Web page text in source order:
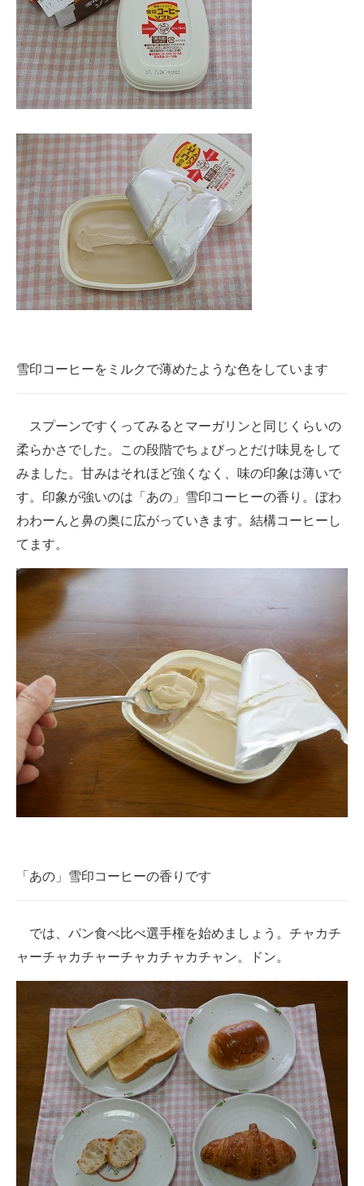
雪印コーヒーをミルクで薄めたような色をしています
スプーンですくってみるとマーガリンと同じくらいの
柔らかさでした。この段階でちょびっとだけ味見をして
みました。甘みはそれほど強くなく、味の印象は薄いで
す。印象が強いのは「あの」雪印コーヒーの香り。ぼわ
わわーんと鼻の奥に広がっていきます。結構コーヒーし
てます。
「あの」雪印コーヒーの香りです
では、パン食べ比べ選手権を始めましょう。チャカチ
ャーチャカチャーチャカチャカチャン。ドン。